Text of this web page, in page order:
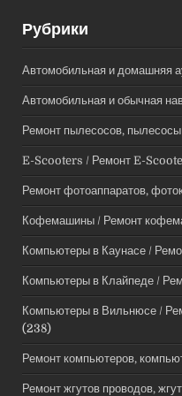
Рубрики
Автомобильная и домашняя
Автомобильная и обычная
Ремонт пылесосов, пылесосы
E-Scooters / Ремонт E-
Ремонт фотоаппаратов,
Кофемашины / Ремонт
Компьютеры в Каунасе /
Компьютеры в Клайпеде /
Компьютеры в Вильнюсе /
(238)
Ремонт компьютеров,
Ремонт жгутов проводов,